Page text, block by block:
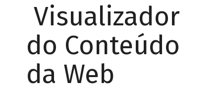
Visualizador
do Conteúdo
da Web